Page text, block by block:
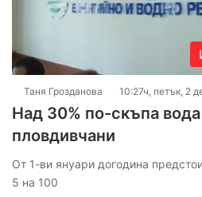
Таня Грозданова 10:27ч, петък, 2
Над 30% по-скъпа
пловдивчани
От 1-ви януари догодина
5 на 100